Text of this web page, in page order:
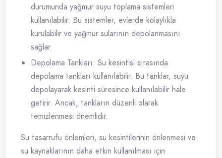
durumunda yağmur suyu toplama sistemleri
kullanılabilir. Bu sistemler, evlerde kolaylıkla
kurulabilir ve yağmur sularının depolanmasını
sağlar.
Depolama Tankları: Su kesintisi sırasında
depolama tankları kullanılabilir. Bu tanklar, suyu
depolayarak kesinti süresince kullanılabilir hale
getirir. Ancak, tankların düzenli olarak
temizlenmesi önemlidir.
Su tasarrufu önlemleri, su kesintilerinin önlenmesi ve
su kaynaklarının daha etkin kullanılması için